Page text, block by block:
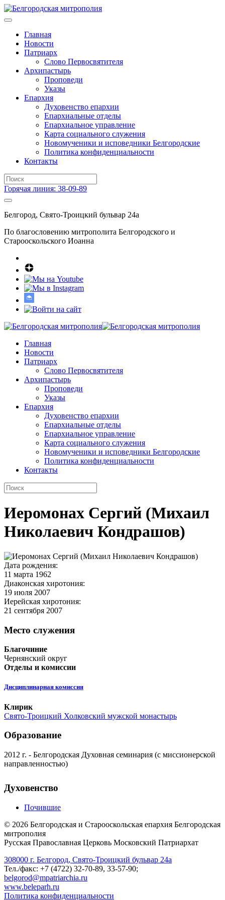
Главная
Новости
Патриарх
Слово Первосвятителя
Архипастырь
Проповеди
Указы
Епархия
Духовенство епархии
Епархиальные отделы
Епархиальное управление
Карта социального служения
Новомученики и исповедники Белгородские
Политика конфиденциальности
Контакты
Горячая линия: 38-09-89
Белгород, Свято-Троицкий бульвар 24а
По благословению митрополита Белгородского и
Старооскольского Иоанна
Главная
Новости
Патриарх
Слово Первосвятителя
Архипастырь
Проповеди
Указы
Епархия
Духовенство епархии
Епархиальные отделы
Епархиальное управление
Карта социального служения
Новомученики и исповедники Белгородские
Политика конфиденциальности
Контакты
Иеромонах Сергий (Михаил
Николаевич Кондрашов)
Дата рождения:
11 марта 1962
Диаконская хиротония:
19 июля 2007
Иерейская хиротония:
21 сентября 2007
Место служения
Благочиние
Чернянский округ
Отделы и комиссии
Дисциплинарная комиссия
Клирик
Свято-Троицкий Холковский мужской монастырь
Образование
2012 г. - Белгородская Духовная семинария (с миссионерской
направленностью)
Духовенство
Почившие
© 2026 Белгородская и Старооскольская епархия Белгородская
митрополия
Русская Православная Церковь Московский Патриархат
308000 г. Белгород, Свято-Троицкий бульвар 24а
Тел./факс: +7 (4722) 32-70-89, 33-57-90;
belgorod@mpatriarchia.ru
www.beleparh.ru
Политика конфиденциальности